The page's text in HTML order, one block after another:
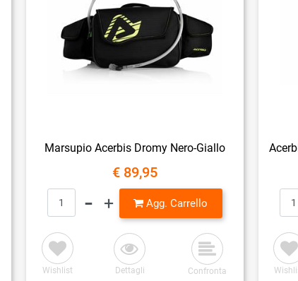
Marsupio Acerbis Dromy Nero-Giallo
€ 89,95
Quantità
Agg. Carrello
Wishlist Dettagli Confronta